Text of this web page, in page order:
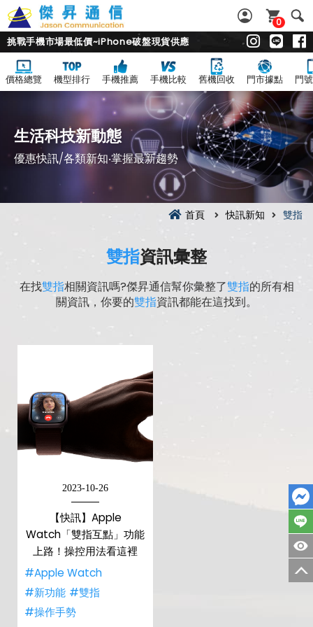
0
挑戰手機市場最低價~iPhone破盤現貨供應
價格總覽 機型排行 手機推薦 手機比較 舊機回收 門市據點 門
生活科技新動態
優惠快訊/各類新知‧掌握最新趨勢
首頁 快訊新知 雙指
雙指資訊彙整
在找雙指相關資訊嗎?傑昇通信幫你彙整了雙指的所有相
關資訊，你要的雙指資訊都能在這找到。
2023-10-26
【快訊】Apple
Watch「雙指互點」功能
上路！操控用法看這裡
#Apple Watch
#新功能 #雙指
#操作手勢